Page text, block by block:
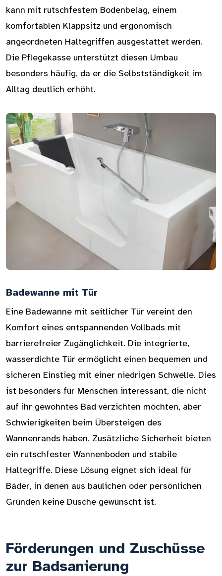
kann mit rutschfestem Bodenbelag, einem
komfortablen Klappsitz und ergonomisch
angeordneten Haltegriffen ausgestattet werden.
Die Pflegekasse unterstützt diesen Umbau
besonders häufig, da er die Selbstständigkeit im
Alltag deutlich erhöht.
Badewanne mit Tür
Eine Badewanne mit seitlicher Tür vereint den
Komfort eines entspannenden Vollbads mit
barrierefreier Zugänglichkeit. Die integrierte,
wasserdichte Tür ermöglicht einen bequemen und
sicheren Einstieg mit einer niedrigen Schwelle. Dies
ist besonders für Menschen interessant, die nicht
auf ihr gewohntes Bad verzichten möchten, aber
Schwierigkeiten beim Übersteigen des
Wannenrands haben. Zusätzliche Sicherheit bieten
ein rutschfester Wannenboden und stabile
Haltegriffe. Diese Lösung eignet sich ideal für
Bäder, in denen aus baulichen oder persönlichen
Gründen keine Dusche gewünscht ist.
Förderungen und Zuschüsse
zur Badsanierung